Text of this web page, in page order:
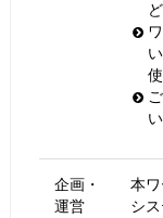
企画・
運営
本
シ